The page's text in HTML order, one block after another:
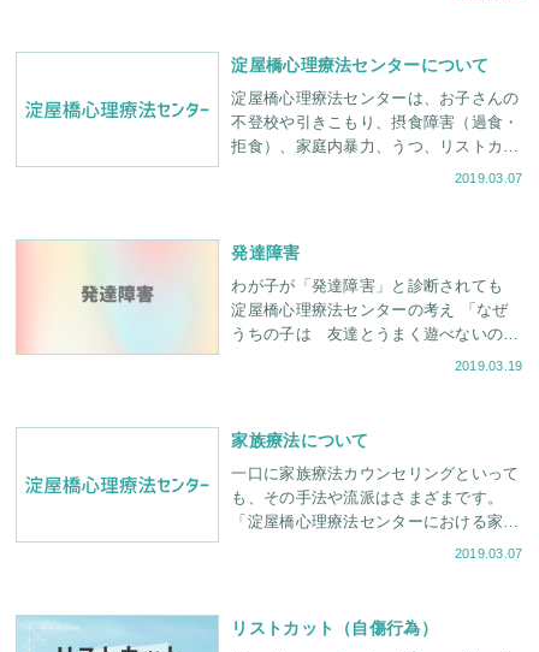
淀屋橋心理療法センターについて
淀屋橋心理療法センターは、お子さんの
不登校や引きこもり、摂食障害（過食・
拒食）、家庭内暴力、うつ、リストカッ
ト等の問題に対し、ご家族へのカウンセ
2019.03.07
発達障害
わが子が「発達障害」と診断されても
淀屋橋心理療法センターの考え 「なぜ
うちの子は 友達とうまく遊べないの
か」 「子どもが集団行動についていけ
2019.03.19
家族療法について
一口に家族療法カウンセリングといって
も、その手法や流派はさまざまです。
「淀屋橋心理療法センターにおける家族
療法カウンセリング」についてお話しし
2019.03.07
リストカット（自傷行為）